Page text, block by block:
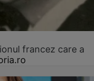
francez care a